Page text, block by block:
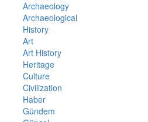
Archaeology
Archaeological
History
Art
Art History
Heritage
Culture
Civilization
Haber
Gündem